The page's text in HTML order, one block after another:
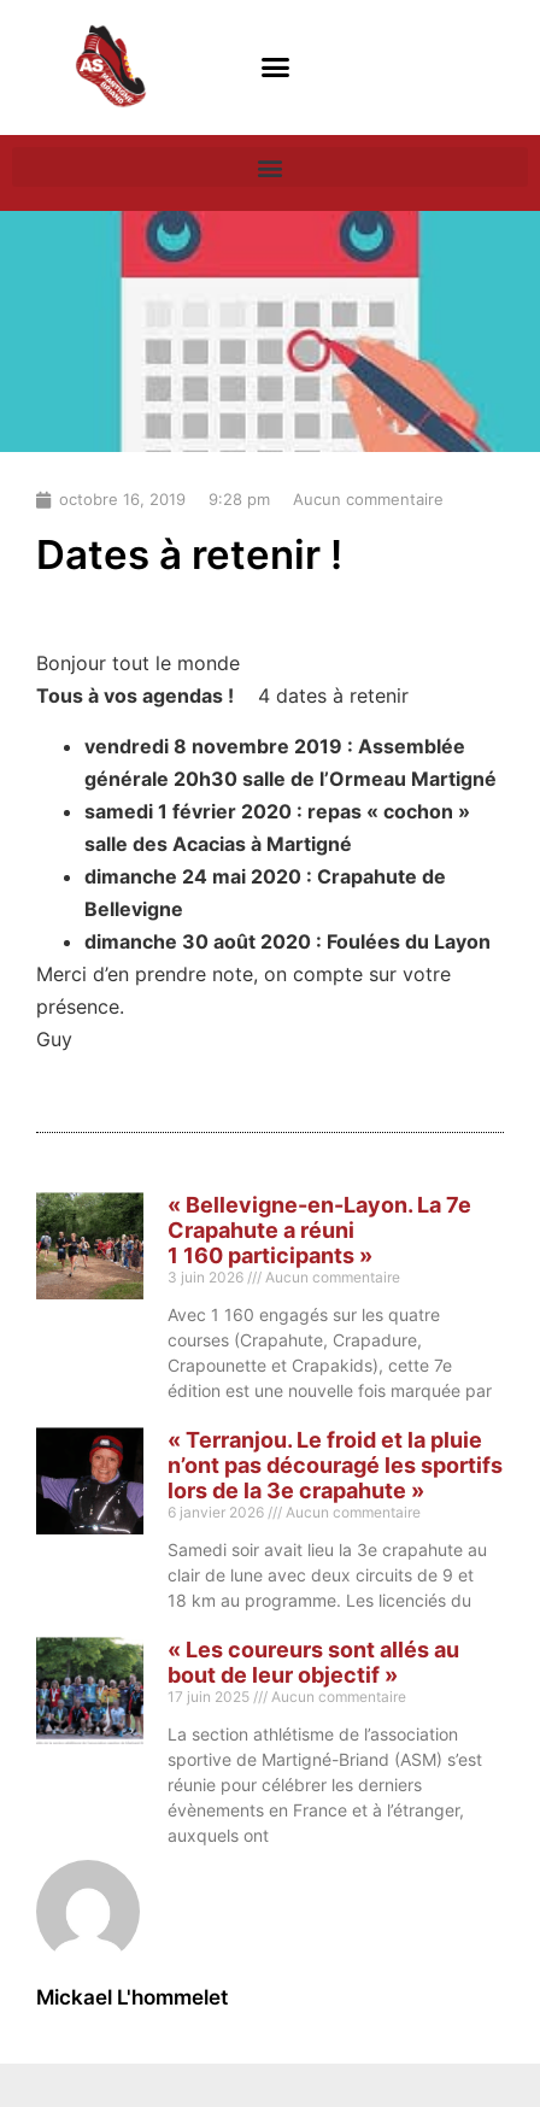
Mickael L'hommelet
octobre 16, 2019 9:28 pm Aucun commentaire
Dates à retenir !
Bonjour tout le monde
Tous à vos agendas ! 4 dates à retenir
vendredi 8 novembre 2019 : Assemblée
générale 20h30 salle de l’Ormeau Martigné
samedi 1 février 2020 : repas « cochon »
salle des Acacias à Martigné
dimanche 24 mai 2020 : Crapahute de
Bellevigne
dimanche 30 août 2020 : Foulées du Layon
Merci d’en prendre note, on compte sur votre
présence.
Guy
« Bellevigne-en-Layon. La 7e
Crapahute a réuni
1 160 participants »
3 juin 2026 Aucun commentaire
Avec 1 160 engagés sur les quatre
courses (Crapahute, Crapadure,
Crapounette et Crapakids), cette 7e
édition est une nouvelle fois marquée par
« Terranjou. Le froid et la pluie
n’ont pas découragé les sportifs
lors de la 3e crapahute »
6 janvier 2026 Aucun commentaire
Samedi soir avait lieu la 3e crapahute au
clair de lune avec deux circuits de 9 et
18 km au programme. Les licenciés du
« Les coureurs sont allés au
bout de leur objectif »
17 juin 2025 Aucun commentaire
La section athlétisme de l’association
sportive de Martigné-Briand (ASM) s’est
réunie pour célébrer les derniers
évènements en France et à l’étranger,
auxquels ont